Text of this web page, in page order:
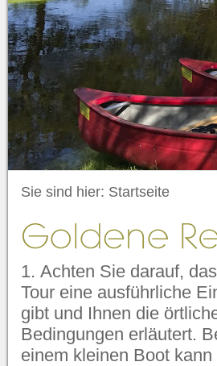
Sie sind hier: Startseite
1. Achten Sie darauf,
Tour eine ausführliche
gibt und Ihnen die
Bedingungen erläutert.
einem kleinen Boot